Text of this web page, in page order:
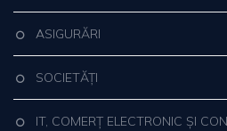
ASIGURĂRI
SOCIETĂȚI
IT, COMERȚ ELECTRONIC ȘI